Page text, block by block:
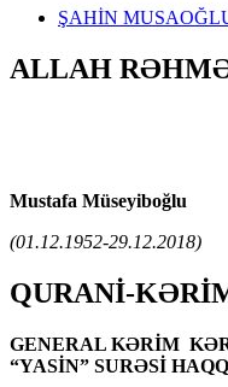
ŞAHİN
ALLAH
Mustafa Müseyiboğlu
(01.12.1952-29.12.2018)
QURANİ-
GENERAL KƏRİM
“YASİN” SURƏSİ